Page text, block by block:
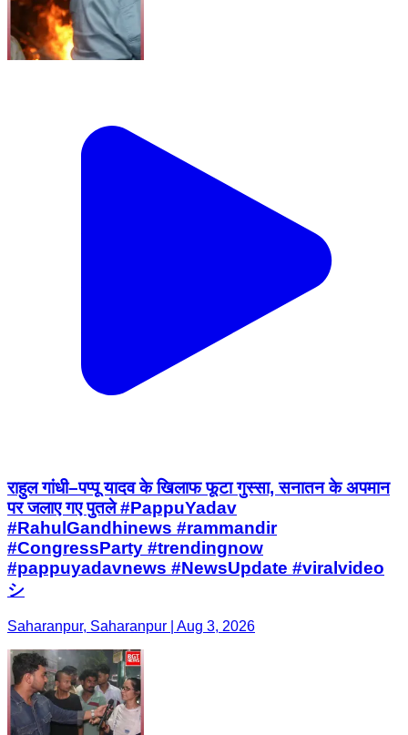
राहुल गांधी–पप्पू यादव के खिलाफ फूटा गुस्सा, सनातन के अपमान
पर जलाए गए पुतले #PappuYadav
#RahulGandhinews #rammandir
#CongressParty #trendingnow
#pappuyadavnews #NewsUpdate #viralvideo
シ
Saharanpur, Saharanpur | Aug 3, 2026